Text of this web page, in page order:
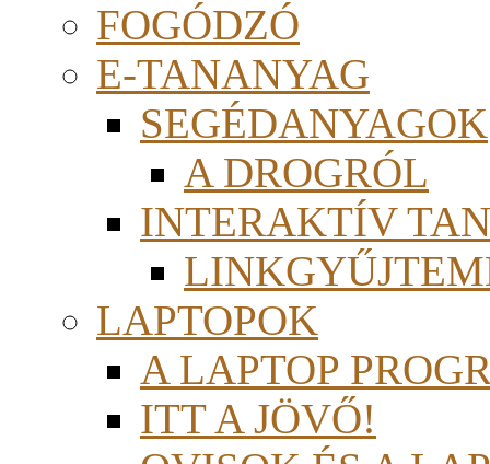
FOGÓDZÓ
E-TANANYAG
SEGÉDANYAGOK
A DROGRÓL
INTERAKTÍV
LAPTOPOK
A LAPTOP
ITT A JÖVŐ!